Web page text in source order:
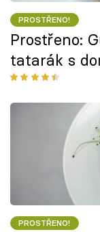
PROSTŘENO!
Prostřeno:
tatarák s
PROSTŘENO!